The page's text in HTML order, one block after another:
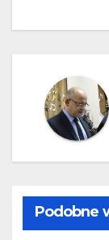
Podobne